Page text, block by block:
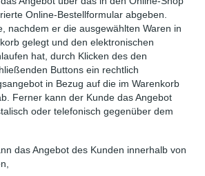
Online-Bestellformular abgeben.
nachdem er die ausgewählten Waren in
gelegt und den elektronischen
hat, durch Klicken des den
Buttons ein rechtlich
in Bezug auf die im Warenkorb
Ferner kann der Kunde das Angebot
oder telefonisch gegenüber dem
das Angebot des Kunden innerhalb von